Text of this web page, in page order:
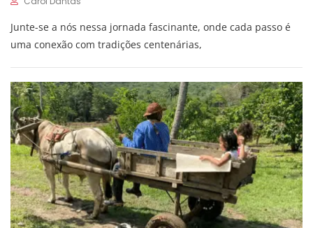
Junte-se a nós nessa jornada fascinante, onde cada passo é
uma conexão com tradições centenárias,